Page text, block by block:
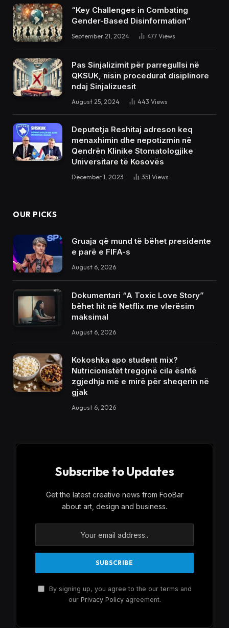
“Key Challenges in Combating
Gender-Based Disinformation”
September 21, 2024 477 Views
Pas Sinjalizimit për parregullsi në
QKSUK, nisin procedurat disiplinore
ndaj Sinjalizuesit
August 25, 2024 443 Views
Deputetja Reshitaj adreson keq
menaxhimin dhe nepotizmin në
Qendrën Klinike Stomatologjike
Universitare të Kosovës
December 1, 2023 351 Views
OUR PICKS
Gruaja që mund të bëhet presidente
e parë e FIFA-s
August 6, 2026
Dokumentari “A Toxic Love Story”
bëhet hit në Netflix me vlerësim
maksimal
August 6, 2026
Kokoshka apo student mix?
Nutricionistët tregojnë cila është
zgjedhja më e mirë për sheqerin në
gjak
August 6, 2026
Subscribe to Updates
Get the latest creative news from FooBar
about art, design and business.
By signing up, you agree to the our terms and
our Privacy Policyagreement.